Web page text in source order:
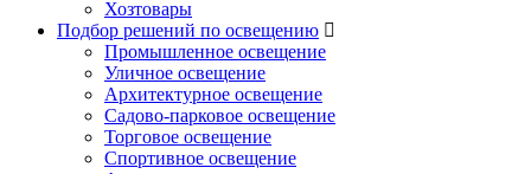
Хозтовары
Подбор решений по освещению
Промышленное освещение
Уличное освещение
Архитектурное освещение
Садово-парковое освещение
Торговое освещение
Спортивное освещение